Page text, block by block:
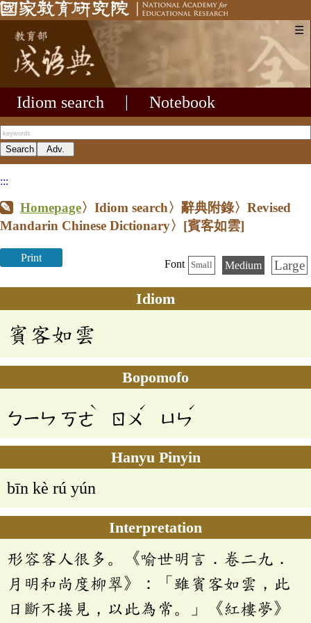
☰
Idiom search Notebook
:::
Homepage〉Idiom search〉辭典附錄〉Revised
Mandarin Chinese Dictionary〉 [賓客如雲]
Print
Font Small Medium Large
Idiom
賓客如雲
Bopomofo
ㄅㄧㄣ ㄎㄜ
ˋ
ㄖㄨ
ˊ
ㄩㄣ
ˊ
Hanyu Pinyin
bīn kè rú yún
Interpretation
形容客人很多。《喻世明言．卷二九．
月明和尚度柳翠》：「雖賓客如雲，此
日斷不接見，以此為常。」《紅樓夢》